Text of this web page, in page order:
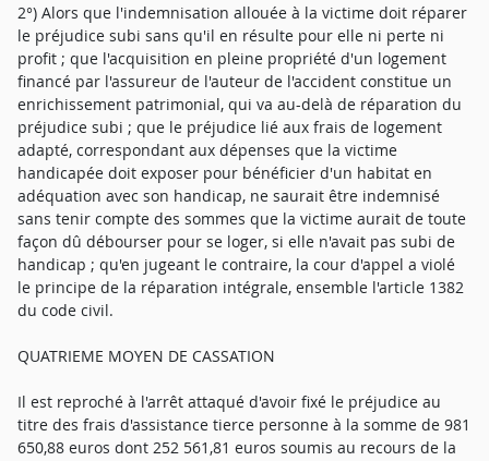
2°) Alors que l'indemnisation allouée à la victime doit réparer
le préjudice subi sans qu'il en résulte pour elle ni perte ni
profit ; que l'acquisition en pleine propriété d'un logement
financé par l'assureur de l'auteur de l'accident constitue un
enrichissement patrimonial, qui va au-delà de réparation du
préjudice subi ; que le préjudice lié aux frais de logement
adapté, correspondant aux dépenses que la victime
handicapée doit exposer pour bénéficier d'un habitat en
adéquation avec son handicap, ne saurait être indemnisé
sans tenir compte des sommes que la victime aurait de toute
façon dû débourser pour se loger, si elle n'avait pas subi de
handicap ; qu'en jugeant le contraire, la cour d'appel a violé
le principe de la réparation intégrale, ensemble l'article 1382
du code civil.
QUATRIEME MOYEN DE CASSATION
Il est reproché à l'arrêt attaqué d'avoir fixé le préjudice au
titre des frais d'assistance tierce personne à la somme de 981
650,88 euros dont 252 561,81 euros soumis au recours de la